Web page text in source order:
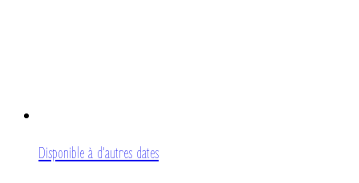
Disponible à d’autres dates